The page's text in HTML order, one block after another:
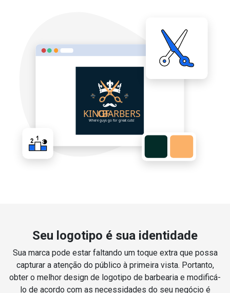
Seu logotipo é sua identidade
Sua marca pode estar faltando um toque extra que possa
capturar a atenção do público à primeira vista. Portanto,
obter o melhor design de logotipo de barbearia e modificá-
lo de acordo com as necessidades do seu negócio é